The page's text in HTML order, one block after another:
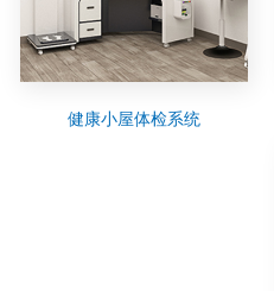
健康小屋体检系统